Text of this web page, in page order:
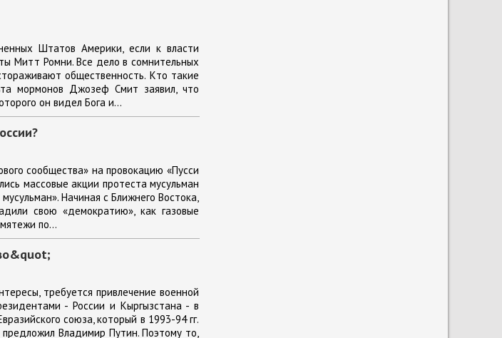
Штатов Америки, если к власти
Митт Ромни. Все дело в сомнительных
общественность. Кто такие
мормонов Джозеф Смит заявил, что
он видел Бога и...
сообщества» на провокацию «Пусси
массовые акции протеста мусульман
Начиная с Ближнего Востока,
свою «демократию», как газовые
по...
требуется привлечение военной
- России и Кыргызстана - в
союза, который в 1993-94 гг.
предложил Владимир Путин. Поэтому то,